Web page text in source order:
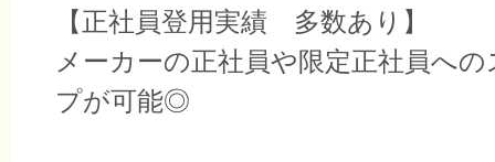
【正社員登用実績 多数あり】
メーカーの正社員や限定正社員へ
プが可能◎